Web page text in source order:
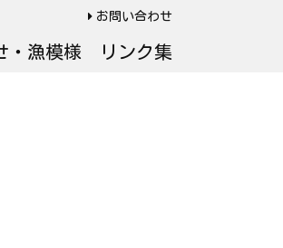
お問い合わせ
・漁模様 リンク集